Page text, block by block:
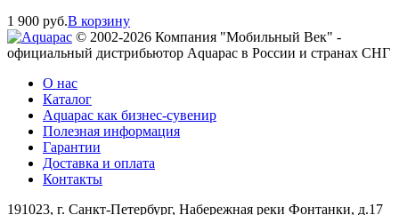
1 900 руб.В корзину
© 2002-2026 Компания "Мобильный Век" -
официальный дистрибьютор Aquapac в России и странах СНГ
О нас
Каталог
Aquapac как бизнес-сувенир
Полезная информация
Гарантии
Доставка и оплата
Контакты
191023, г. Санкт-Петербург, Набережная реки Фонтанки, д.17